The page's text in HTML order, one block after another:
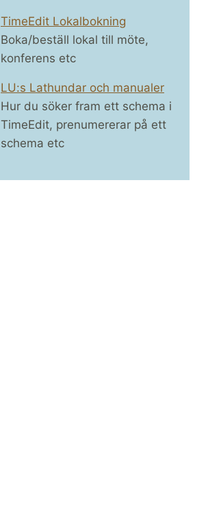
TimeEdit Lokalbokning
Boka/beställ lokal till möte,
konferens etc
LU:s Lathundar och manualer
Hur du söker fram ett schema i
TimeEdit, prenumererar på ett
schema etc